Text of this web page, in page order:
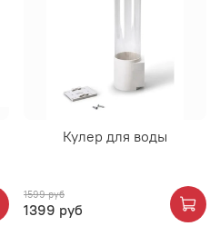
Кулер для воды
1599 руб
1399 руб